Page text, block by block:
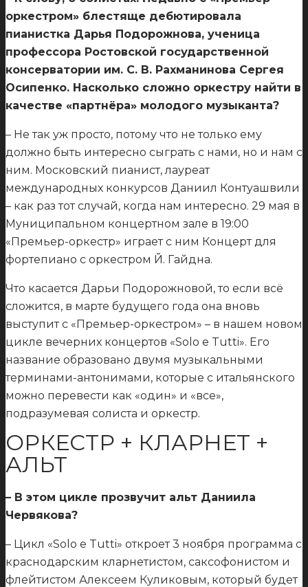
оркестром» блестяще дебютировала
пианистка Дарья Подорожнова, ученица
профессора Ростовской государственной
консерватории им. С. В. Рахманинова Сергея
Осипенко. Насколько сложно оркестру найти в
качестве «партнёра» молодого музыканта?
– Не так уж просто, потому что не только ему
должно быть интересно сыграть с нами, но и нам с
ним. Московский пианист, лауреат
международных конкурсов Даниил Контуашвили
– как раз тот случай, когда нам интересно. 29 мая в
Муниципальном концертном зале в 19:00
«Премьер-оркестр» играет с ним Концерт для
фортепиано с оркестром Й. Гайдна.
Что касается Дарьи Подорожновой, то если всё
сложится, в марте будущего года она вновь
выступит с «Премьер-оркестром» – в нашем новом
цикле вечерних концертов «Solo e Tutti». Его
название образовано двумя музыкальными
терминами-антонимами, которые с итальянского
можно перевести как «один» и «все»,
подразумевая солиста и оркестр.
ОРКЕСТР + КЛАРНЕТ +
АЛЬТ
– В этом цикле прозвучит альт Даниила
Червякова?
– Цикл «Solo e Tutti» откроет 3 ноября программа с
краснодарским кларнетистом, саксофонистом и
флейтистом Алексеем Куликовым, который будет